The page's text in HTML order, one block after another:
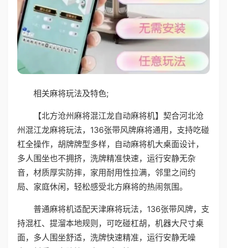
相关麻将玩法及特色;
【北方沧州麻将混江龙自动麻将机】契合河北沧
州混江龙麻将玩法，136张带风牌麻将通用，支持吃碰
杠全操作，胡牌牌型多样，自动麻将机大桌面设计，
多人围坐也不拥挤，洗牌精准快速，运行安静无杂
音，材质厚实防摔，家用耐用性拉满，邻里之间约
局、家庭休闲，轻松感受北方麻将的热闹氛围。
普通麻将机适配天津麻将玩法，136张带风牌，支
持混杠、提溜本地规则，可吃碰杠胡，机器大尺寸桌
面，多人围坐舒适，洗牌快速精准，运行安静无噪